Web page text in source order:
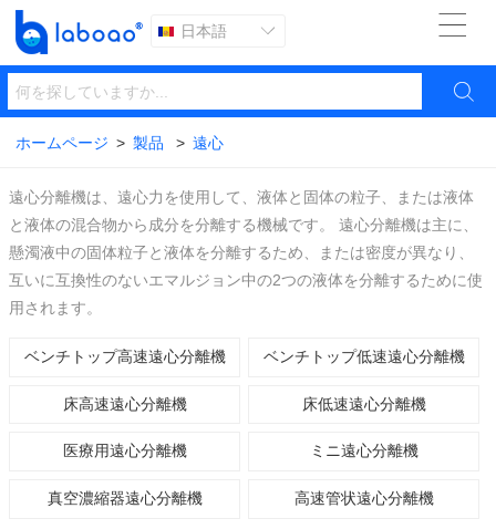
日本語  

ホームページ > 製品 > 遠心
遠心分離機は、遠心力を使用して、液体と固体の粒子、または液体
と液体の混合物から成分を分離する機械です。 遠心分離機は主に、
懸濁液中の固体粒子と液体を分離するため、または密度が異なり、
互いに互換性のないエマルジョン中の2つの液体を分離するために使
用されます。
ベンチトップ高速遠心分離機 ベンチトップ低速遠心分離機
床高速遠心分離機 床低速遠心分離機
医療用遠心分離機 ミニ遠心分離機
真空濃縮器遠心分離機 高速管状遠心分離機